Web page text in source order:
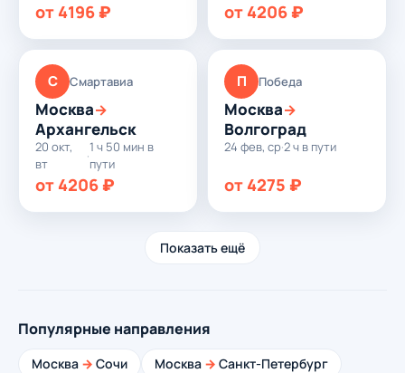
от 4196 ₽ от 4206 ₽
С Смартавиа
Москва→
Архангельск
20 окт,
вт
·
1 ч 50 мин в
пути
от 4206 ₽
П Победа
Москва→
Волгоград
24 фев, ср·2 ч в пути
от 4275 ₽
Показать ещё
Популярные направления
Москва → Сочи Москва → Санкт-Петербург